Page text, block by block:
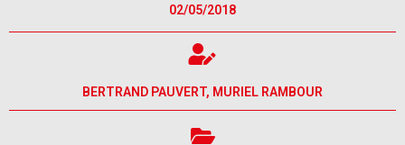
02/05/2018
BERTRAND PAUVERT, MURIEL RAMBOUR